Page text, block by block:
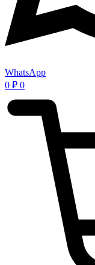
WhatsApp
0 ₽ 0